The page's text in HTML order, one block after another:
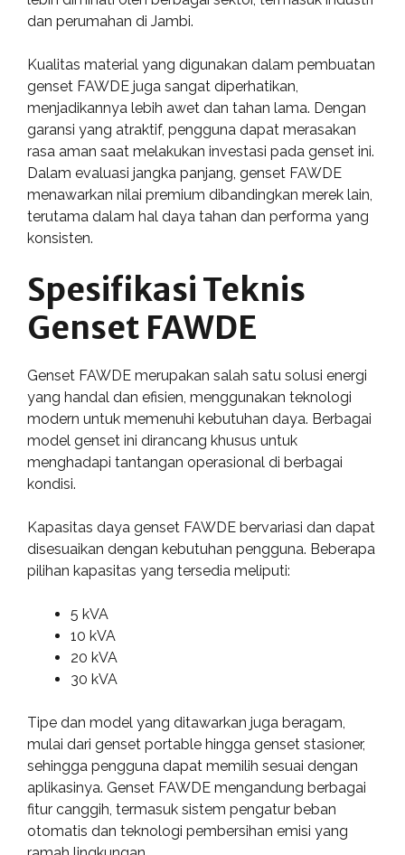
dan perumahan di Jambi.
Kualitas material yang digunakan dalam pembuatan
genset FAWDE juga sangat diperhatikan,
menjadikannya lebih awet dan tahan lama. Dengan
garansi yang atraktif, pengguna dapat merasakan
rasa aman saat melakukan investasi pada genset ini.
Dalam evaluasi jangka panjang, genset FAWDE
menawarkan nilai premium dibandingkan merek lain,
terutama dalam hal daya tahan dan performa yang
konsisten.
Spesifikasi Teknis
Genset FAWDE
Genset FAWDE merupakan salah satu solusi energi
yang handal dan efisien, menggunakan teknologi
modern untuk memenuhi kebutuhan daya. Berbagai
model genset ini dirancang khusus untuk
menghadapi tantangan operasional di berbagai
kondisi.
Kapasitas daya genset FAWDE bervariasi dan dapat
disesuaikan dengan kebutuhan pengguna. Beberapa
pilihan kapasitas yang tersedia meliputi:
5 kVA
10 kVA
20 kVA
30 kVA
Tipe dan model yang ditawarkan juga beragam,
mulai dari genset portable hingga genset stasioner,
sehingga pengguna dapat memilih sesuai dengan
aplikasinya. Genset FAWDE mengandung berbagai
fitur canggih, termasuk sistem pengatur beban
otomatis dan teknologi pembersihan emisi yang